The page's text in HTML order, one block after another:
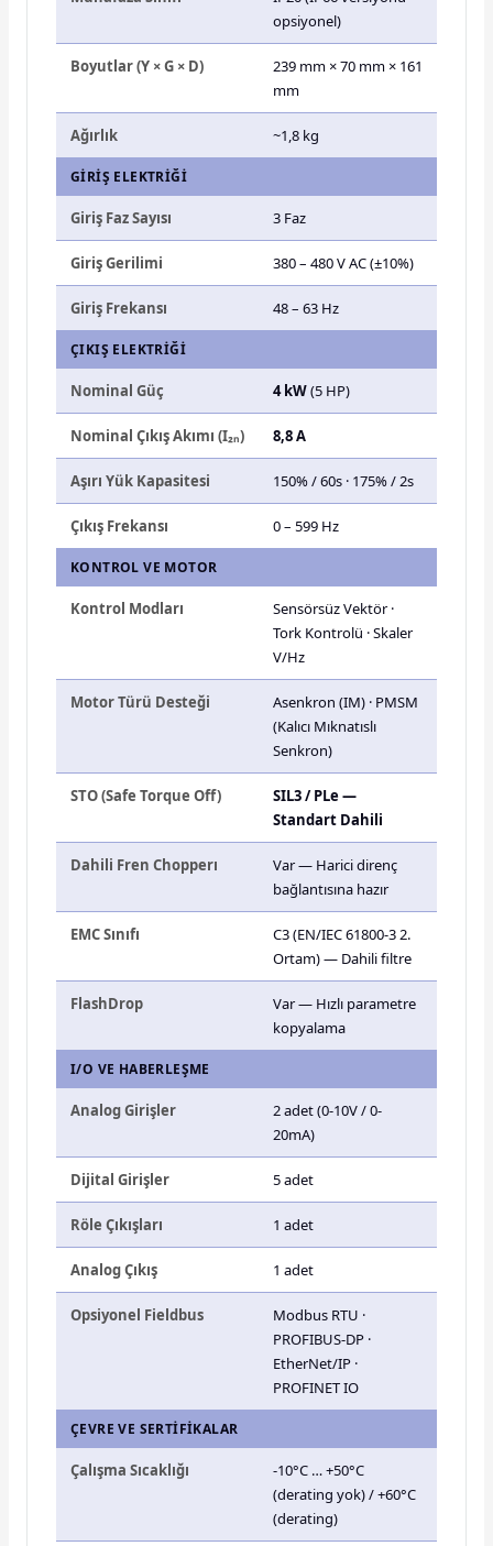
opsiyonel)
Boyutlar (Y × G × D)
239 mm × 70 mm × 161
mm
Ağırlık ~1,8 kg
GIRIŞ ELEKTRIĞI
Giriş Faz Sayısı 3 Faz
Giriş Gerilimi 380 – 480 V AC (±10%)
Giriş Frekansı 48 – 63 Hz
ÇIKIŞ ELEKTRIĞI
Nominal Güç 4 kW(5 HP)
Nominal Çıkış Akımı (I₂ₙ) 8,8 A
Aşırı Yük Kapasitesi 150% / 60s · 175% / 2s
Çıkış Frekansı 0 – 599 Hz
KONTROL VE MOTOR
Kontrol Modları
Sensörsüz Vektör ·
Tork Kontrolü · Skaler
V/Hz
Motor Türü Desteği
Asenkron (IM) · PMSM
(Kalıcı Mıknatıslı
Senkron)
STO (Safe Torque Off)
SIL3 / PLe —
Standart Dahili
Dahili Fren Chopperı
Var — Harici direnç
bağlantısına hazır
EMC Sınıfı
C3 (EN/IEC 61800-3 2.
Ortam) — Dahili filtre
FlashDrop
Var — Hızlı parametre
kopyalama
I/O VE HABERLEŞME
Analog Girişler
2 adet (0-10V / 0-
20mA)
Dijital Girişler 5 adet
Röle Çıkışları 1 adet
Analog Çıkış 1 adet
Opsiyonel Fieldbus
Modbus RTU ·
PROFIBUS-DP ·
EtherNet/IP ·
PROFINET IO
ÇEVRE VE SERTIFIKALAR
Çalışma Sıcaklığı
-10°C … +50°C
(derating yok) / +60°C
(derating)